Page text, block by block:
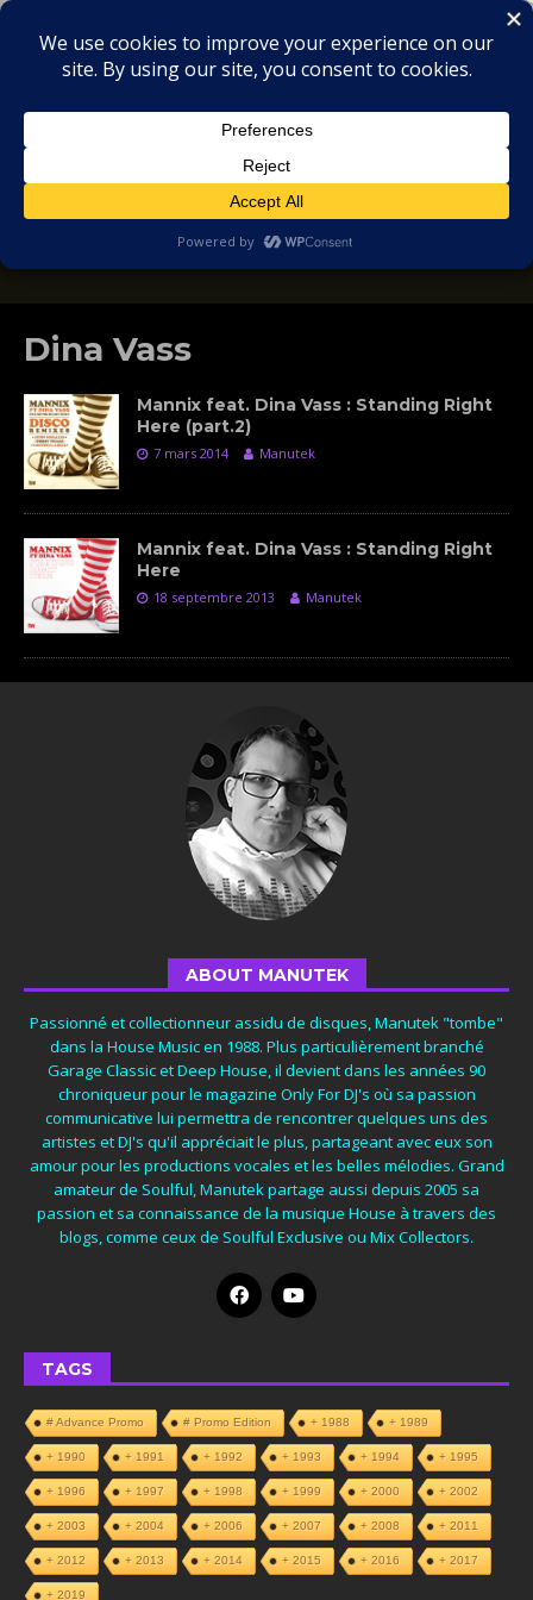
MIX
COLLECTORS
SOULFUL, DEEP HOUSE & GARAGE - MUSIC
Dina Vass
Mannix feat. Dina Vass : Standing Right
Here (part.2)
7 mars 2014 Manutek
Mannix feat. Dina Vass : Standing Right
Here
18 septembre 2013 Manutek
ABOUT MANUTEK
Passionné et collectionneur assidu de disques, Manutek "tombe"
dans la House Music en 1988. Plus particulièrement branché
Garage Classic et Deep House, il devient dans les années 90
chroniqueur pour le magazine Only For DJ's où sa passion
communicative lui permettra de rencontrer quelques uns des
artistes et DJ's qu'il appréciait le plus, partageant avec eux son
amour pour les productions vocales et les belles mélodies. Grand
amateur de Soulful, Manutek partage aussi depuis 2005 sa
passion et sa connaissance de la musique House à travers des
blogs, comme ceux de Soulful Exclusive ou Mix Collectors.
TAGS
# Advance Promo # Promo Edition + 1988 + 1989
+ 1990 + 1991 + 1992 + 1993 + 1994 + 1995
+ 1996 + 1997 + 1998 + 1999 + 2000 + 2002
+ 2003 + 2004 + 2006 + 2007 + 2008 + 2011
+ 2012 + 2013 + 2014 + 2015 + 2016 + 2017
+ 2019